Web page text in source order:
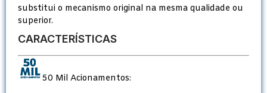
substitui o mecanismo original na mesma qualidade ou
superior.
CARACTERÍSTICAS
50 Mil Acionamentos: